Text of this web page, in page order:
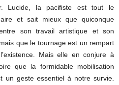
Lucide, la pacifiste est tout le
et sait mieux que quiconque
son travail artistique et son
que le tournage est un rempart
Mais elle en conjure à
que la formidable mobilisation
un geste essentiel à notre survie.